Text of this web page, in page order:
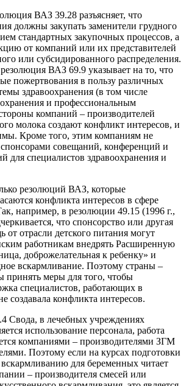
ВАЗ 39.28 разъясняет, что
должны закупать заменители грудного
стандартных закупочных процессов, а
от компаний или их представителей
или субсидированного распределения.
ВАЗ 69.9 указывает на то, что
пожертвования в пользу различных
здравоохранения (в том числе
и профессиональным
компаний – производителей
молока создают конфликт интересов, и
Кроме того, этим компаниям не
спонсорами совещаний, конференций и
для специалистов здравоохранения и
резолюций ВАЗ, которые
конфликта интересов в сфере
например, в резолюции 49.15 (1996 г.,
что спонсорство или другая
от отрасли детского питания могут
работникам внедрять Расширенную
доброжелательная к ребенку» и
вскармливание. Поэтому страны –
меры для того, чтобы
специалистов, работающих в
создавала конфликта интересов.
Свода, в лечебных учреждениях
использование персонала, работа
компаниями – производителями ЗГМ
Поэтому если на курсах подготовки
для беременных читает
– производителя смесей или